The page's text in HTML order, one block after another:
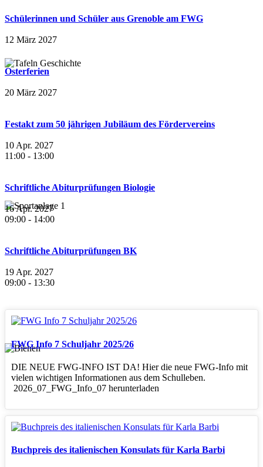
Schülerinnen und Schüler aus Grenoble am FWG
12 März 2027
Osterferien
20 März 2027
Festakt zum 50 jährigen Jubiläum des Fördervereins
10 Apr. 2027
11:00 - 13:00
Schriftliche Abiturprüfungen Biologie
16 Apr. 2027
09:00 - 14:00
Schriftliche Abiturprüfungen BK
19 Apr. 2027
09:00 - 13:30
FWG Info 7 Schuljahr 2025/26
DIE NEUE FWG-INFO IST DA! Hier die neue FWG-Info mit
vielen wichtigen Informationen aus dem Schulleben.
2026_07_FWG_Info_07 herunterladen
Buchpreis des italienischen Konsulats für Karla Barbi